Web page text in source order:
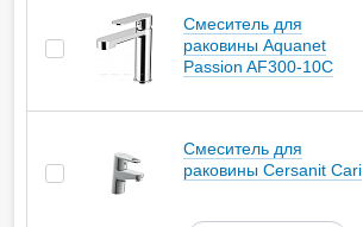
Смеситель для
раковины Aquanet
Passion AF300-10С
Смеситель для
раковины Cersanit Cari